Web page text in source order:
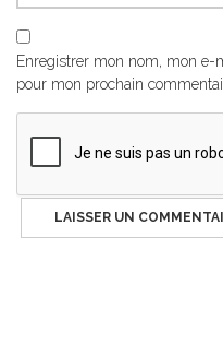
Enregistrer mon nom, mon e-
pour mon prochain